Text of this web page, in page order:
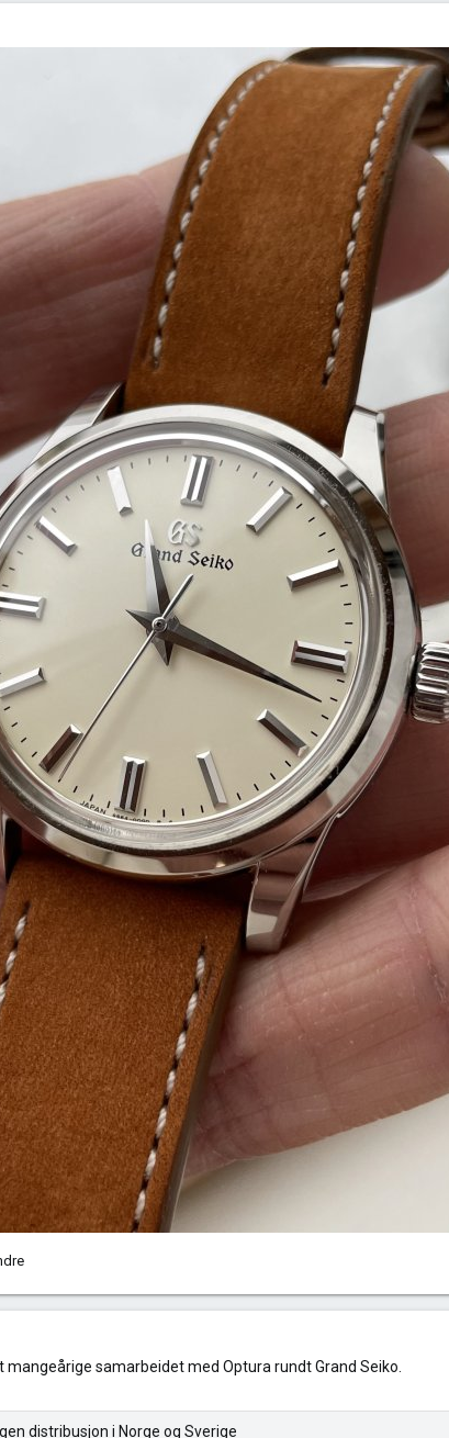
samarbeidet med Optura rundt Grand Seiko.
distribusjon i Norge og Sverige